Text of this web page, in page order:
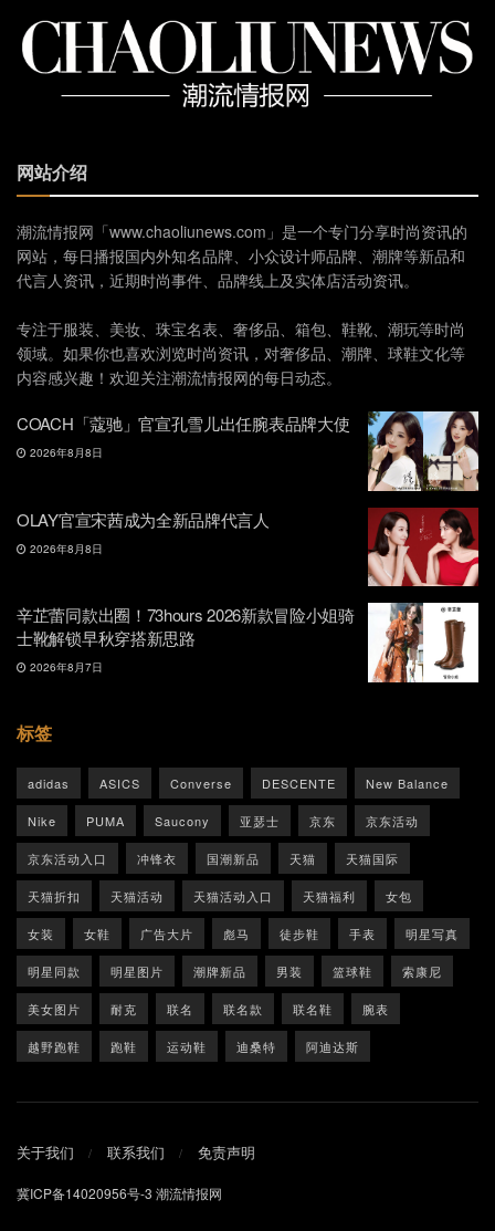
网站介绍
潮流情报网「www.chaoliunews.com」是一个专门分享时尚资讯的
网站，每日播报国内外知名品牌、小众设计师品牌、潮牌等新品和
代言人资讯，近期时尚事件、品牌线上及实体店活动资讯。
专注于服装、美妆、珠宝名表、奢侈品、箱包、鞋靴、潮玩等时尚
领域。如果你也喜欢浏览时尚资讯，对奢侈品、潮牌、球鞋文化等
内容感兴趣！欢迎关注潮流情报网的每日动态。
COACH「蔻驰」官宣孔雪儿出任腕表品牌大使
2026年8月8日
OLAY官宣宋茜成为全新品牌代言人
2026年8月8日
辛芷蕾同款出圈！73hours 2026新款冒险小姐骑
士靴解锁早秋穿搭新思路
2026年8月7日
标签
adidas ASICS Converse DESCENTE New Balance
Nike PUMA Saucony 亚瑟士 京东 京东活动
京东活动入口 冲锋衣 国潮新品 天猫 天猫国际
天猫折扣 天猫活动 天猫活动入口 天猫福利 女包
女装 女鞋 广告大片 彪马 徒步鞋 手表 明星写真
明星同款 明星图片 潮牌新品 男装 篮球鞋 索康尼
美女图片 耐克 联名 联名款 联名鞋 腕表
越野跑鞋 跑鞋 运动鞋 迪桑特 阿迪达斯
关于我们 联系我们 免责声明
冀ICP备14020956号-3 潮流情报网